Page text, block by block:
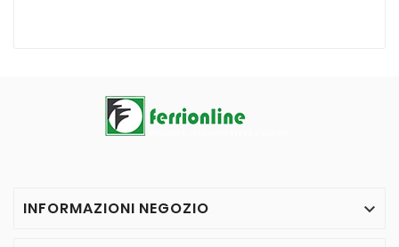
INFORMAZIONI NEGOZIO 